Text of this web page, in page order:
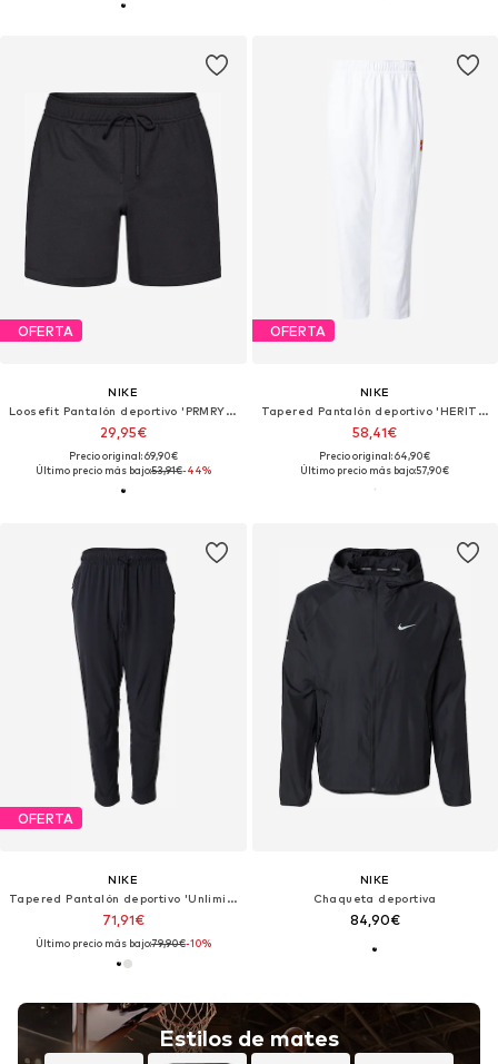
OFERTA
NIKE
Loosefit Pantalón deportivo 'PRMRY NANO'
29,95€
Precio original: 69,90€
Último precio más bajo:53,91€-44%
OFERTA
NIKE
Tapered Pantalón deportivo 'HERITAGE'
58,41€
Precio original: 64,90€
Último precio más bajo:57,90€
OFERTA
NIKE
Tapered Pantalón deportivo 'Unlimited'
71,91€
Último precio más bajo:79,90€-10%
Estilos de mates
NIKE
Chaqueta deportiva
84,90€